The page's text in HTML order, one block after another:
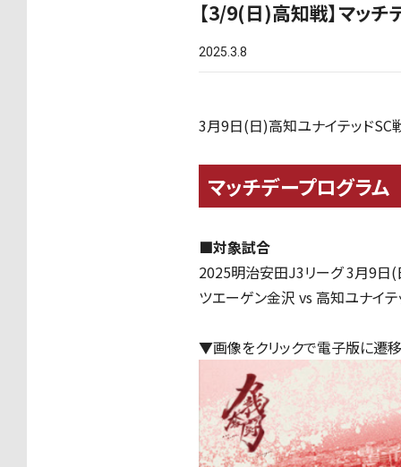
【3/9(日)高知戦】マッ
2025.3.8
3月9日(日)高知ユナイテッドSC
マッチデープログラム
■対象試合
2025明治安田J3リーグ3月9日(
ツエーゲン金沢 vs 高知ユナイ
▼画像をクリックで電子版に遷移